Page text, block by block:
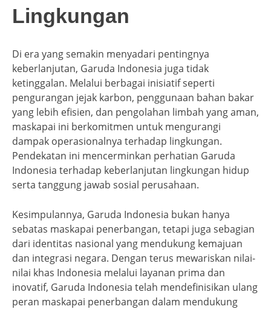
Lingkungan
Di era yang semakin menyadari pentingnya
keberlanjutan, Garuda Indonesia juga tidak
ketinggalan. Melalui berbagai inisiatif seperti
pengurangan jejak karbon, penggunaan bahan bakar
yang lebih efisien, dan pengolahan limbah yang aman,
maskapai ini berkomitmen untuk mengurangi
dampak operasionalnya terhadap lingkungan.
Pendekatan ini mencerminkan perhatian Garuda
Indonesia terhadap keberlanjutan lingkungan hidup
serta tanggung jawab sosial perusahaan.
Kesimpulannya, Garuda Indonesia bukan hanya
sebatas maskapai penerbangan, tetapi juga sebagian
dari identitas nasional yang mendukung kemajuan
dan integrasi negara. Dengan terus mewariskan nilai-
nilai khas Indonesia melalui layanan prima dan
inovatif, Garuda Indonesia telah mendefinisikan ulang
peran maskapai penerbangan dalam mendukung